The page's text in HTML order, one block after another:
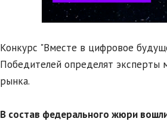
Конкурс "Вместе в цифровое
Победителей определят эксперты
рынка.
В состав федерального жюри